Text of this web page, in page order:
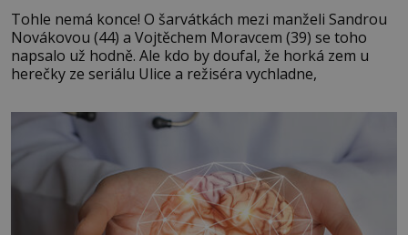
Tohle nemá konce! O šarvátkách mezi manželi Sandrou
Novákovou (44) a Vojtěchem Moravcem (39) se toho
napsalo už hodně. Ale kdo by doufal, že horká zem u
herečky ze seriálu Ulice a režiséra vychladne,